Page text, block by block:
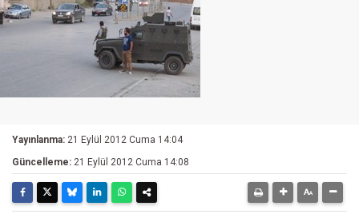
Yayınlanma: 21 Eylül 2012 Cuma 14:04
Güncelleme: 21 Eylül 2012 Cuma 14:08